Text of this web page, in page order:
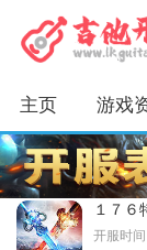
主页 游戏
１７６
开服时间